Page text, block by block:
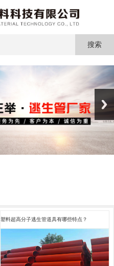
塑料超高分子逃生管道具有哪些特点？